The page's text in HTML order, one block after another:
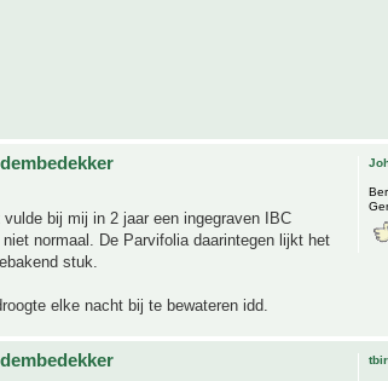
bij mij in 2 jaar een ingegraven IBC
normaal. De Parvifolia daarintegen lijkt het
stuk.
elke nacht bij te bewateren idd.